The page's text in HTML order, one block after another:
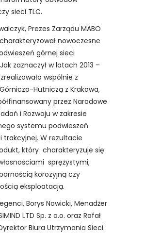
sieci TLC.
Prezes Zarządu MABO
nowoczesne
górnej sieci
zaznaczył w latach 2013 –
wspólnie z
Hutniczą z Krakowa,
przez Narodowe
i Rozwoju w zakresie
systemu podwieszeń
trakcyjnej. W rezultacie
który charakteryzuje się
sprężystymi,
korozyjną czy
eksploatacją.
Borys Nowicki, Menadżer
LTD Sp. z o.o. oraz Rafał
Biura Utrzymania Sieci